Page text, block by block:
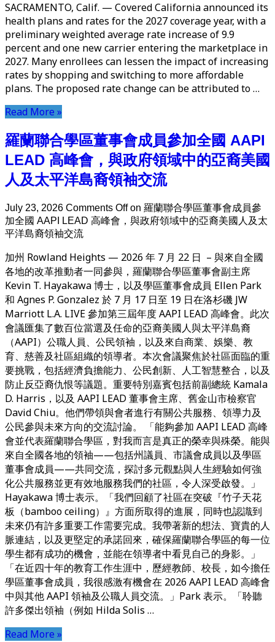
SACRAMENTO, Calif. — Covered California announced its
health plans and rates for the 2027 coverage year, with a
preliminary weighted average rate increase of 9.9
percent and one new carrier entering the marketplace in
2027. Many enrollees can lessen the impact of increasing
rates by shopping and switching to more affordable
plans. The proposed rate change can be attributed to …
Read More »
羅蘭聯合學區董事會成員參加全國 AAPI
LEAD 高峰會，與政府領域中的亞裔美國
人及太平洋島裔領袖交流
July 23, 2026 Comments Offon 羅蘭聯合學區董事會成員參
加全國 AAPI LEAD 高峰會，與政府領域中的亞裔美國人及太
平洋島裔領袖交流
加州 Rowland Heights — 2026 年 7 月 22 日 – 與來自全國
各地的改革推動者一同參與，羅蘭聯合學區董事會副主席
Kevin T. Hayakawa 博士，以及學區董事會成員 Ellen Park
和 Agnes P. Gonzalez 於 7 月 17 日至 19 日在洛杉磯 JW
Marriott L.A. LIVE 參加第三屆年度 AAPI LEAD 高峰會。此次
會議匯集了數百位當選及任命的亞裔美國人與太平洋島裔
（AAPI）公職人員、公民領袖，以及來自商業、娛樂、教
育、慈善及社區組織的領導者。本次會議聚焦於社區面臨的重
要挑戰，包括經濟負擔能力、公民創新、人工智慧整合，以及
防止反亞裔仇恨等議題。重要特別嘉賓包括前副總統 Kamala
D. Harris，以及 AAPI LEAD 董事會主席、舊金山市檢察官
David Chiu。他們帶領與會者進行有關公共服務、領導力及
公民參與未來方向的交流討論。 「能夠參加 AAPI LEAD 高峰
會並代表羅蘭聯合學區，對我而言是真正的榮幸與殊榮。能與
來自全國各地的領袖——包括州議員、市議會成員以及學區
董事會成員——共同交流，探討多元觀點與人生經驗如何強
化公共服務並更有效地服務我們的社區，令人深受啟發。」
Hayakawa 博士表示。「我們回顧了社區在突破『竹子天花
板（bamboo ceiling）』方面所取得的進展，同時也認識到
未來仍有許多重要工作需要完成。我帶著新的想法、寶貴的人
脈連結，以及更堅定的承諾回來，確保羅蘭聯合學區的每一位
學生都有成功的機會，並能在領導者中看見自己的身影。」
「在近四十年的教育工作生涯中，歷經教師、校長，如今擔任
學區董事會成員，我很感激有機會在 2026 AAPI LEAD 高峰會
中與其他 AAPI 領袖及公職人員交流。」Park 表示。「聆聽
許多傑出領袖（例如 Hilda Solis …
Read More »